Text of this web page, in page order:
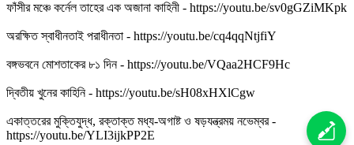
ফাঁসীর মঞ্চে কর্নেল তাহের এক অজানা কাহিনী - https://youtu.be/sv0gGZiMKpk
অরক্ষিত স্বাধীনতাই পরাধীনতা - https://youtu.be/cq4qqNtjfiY
বঙ্গভবনে মোশতাকের ৮১ দিন - https://youtu.be/VQaa2HCF9Hc
দ্বিতীয় খুনের কাহিনি - https://youtu.be/sH08xHXlCgw
একাত্তরের মুক্তিযুদ্ধ, রক্তাক্ত মধ্য-অগাষ্ট ও ষড়যন্ত্রময় নভেম্বর -
https://youtu.be/YLI3ijkPP2E